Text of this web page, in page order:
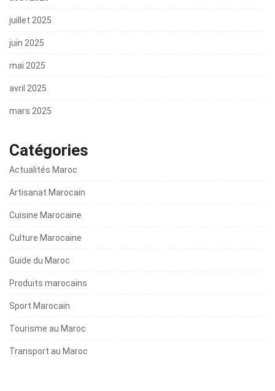
juillet 2025
juin 2025
mai 2025
avril 2025
mars 2025
Catégories
Actualités Maroc
Artisanat Marocain
Cuisine Marocaine
Culture Marocaine
Guide du Maroc
Produits marocains
Sport Marocain
Tourisme au Maroc
Transport au Maroc